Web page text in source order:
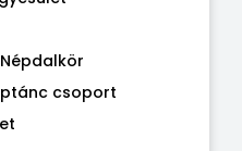
csoport